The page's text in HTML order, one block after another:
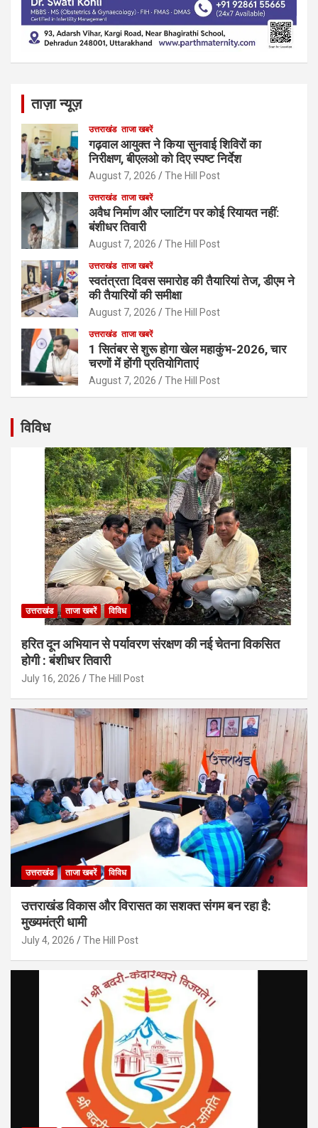
ताज़ा न्यूज़
उत्तराखंड ताजा खबरें
गढ़वाल आयुक्त ने किया सुनवाई शिविरों का
निरीक्षण, बीएलओ को दिए स्पष्ट निर्देश
August 7, 2026 The Hill Post
उत्तराखंड ताजा खबरें
अवैध निर्माण और प्लाटिंग पर कोई रियायत नहीं:
बंशीधर तिवारी
August 7, 2026 The Hill Post
उत्तराखंड ताजा खबरें
स्वतंत्रता दिवस समारोह की तैयारियां तेज, डीएम ने
की तैयारियों की समीक्षा
August 7, 2026 The Hill Post
उत्तराखंड ताजा खबरें
1 सितंबर से शुरू होगा खेल महाकुंभ-2026, चार
चरणों में होंगी प्रतियोगिताएं
August 7, 2026 The Hill Post
विविध
उत्तराखंड ताजा खबरें विविध
हरित दून अभियान से पर्यावरण संरक्षण की नई चेतना विकसित
होगी : बंशीधर तिवारी
July 16, 2026 The Hill Post
उत्तराखंड ताजा खबरें विविध
उत्तराखंड विकास और विरासत का सशक्त संगम बन रहा है:
मुख्यमंत्री धामी
July 4, 2026 The Hill Post